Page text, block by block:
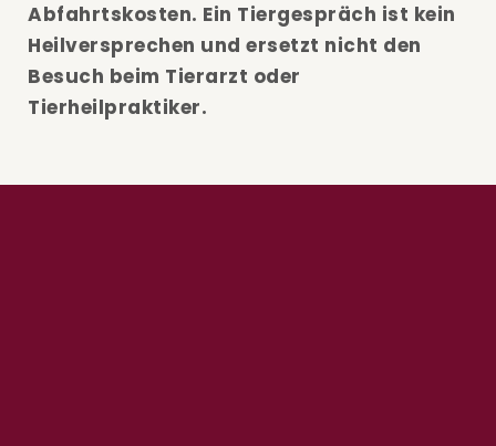
Abfahrtskosten. Ein Tiergespräch ist kein
Heilversprechen und ersetzt nicht den
Besuch beim Tierarzt oder
Tierheilpraktiker.